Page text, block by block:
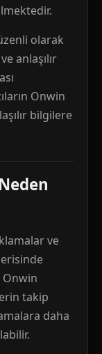
olarak
anlaşılır
Onwin
bilgilere
ve
Onwin
takip
daha